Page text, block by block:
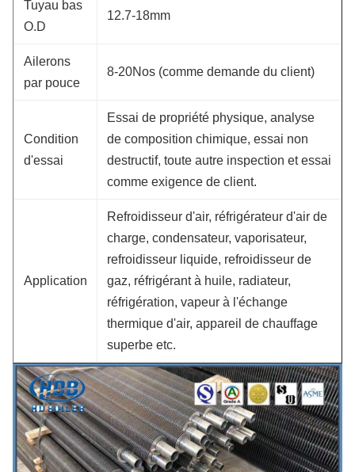
Tuyau bas
O.D
12.7-18mm
Ailerons
par pouce
8-20Nos (comme demande du client)
Condition
d'essai
Essai de propriété physique, analyse
de composition chimique, essai non
destructif, toute autre inspection et essai
comme exigence de client.
Application
Refroidisseur d'air, réfrigérateur d'air de
charge, condensateur, vaporisateur,
refroidisseur liquide, refroidisseur de
gaz, réfrigérant à huile, radiateur,
réfrigération, vapeur à l'échange
thermique d'air, appareil de chauffage
superbe etc.